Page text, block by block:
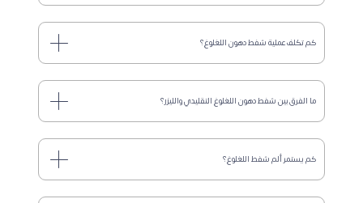
كم تكلف عملية شفط دهون اللغلوغ؟
ما الفرق بين شفط دهون اللغلوغ التقليدي والليزر؟
كم يستمر ألم شفط اللغلوغ؟